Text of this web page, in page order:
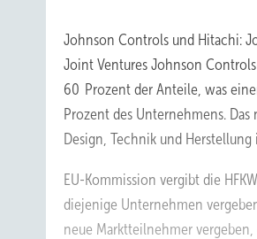
Johnson Controls und Hitachi:
Joint Ventures Johnson
60 Prozent der Anteile, was
Prozent des Unternehmens.
Design, Technik und
EU-Kommission vergibt die
diejenige Unternehmen
neue Marktteilnehmer